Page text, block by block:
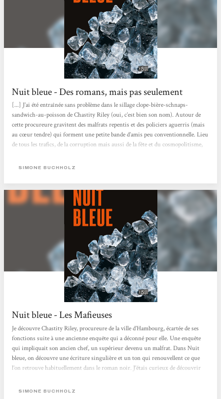
Nuit bleue - Des romans, mais pas seulement
[...] J’ai été entraînée sans problème dans le sillage clope-bière-schnaps-
sandwich-au-poisson de Chastity Riley (oui, c’est bien son nom). Autour de
cette procureure gravitent des malfrats repentis et des policiers aguerris (mais
au cœur tendre) qui forment une petite bande d’amis peu conventionnelle. Lieu
de tous les trafics, de la corruption mais aussi de la fête et du cosmopolitisme,
la ville donne un cachet indéniable à ce roman très efficace. Chastity Riley
SIMONE BUCHHOLZ
Nuit bleue - Les Mafieuses
Je découvre Chastity Riley, procureure de la ville d’Hambourg, écartée de ses
fonctions suite à une ancienne enquête qui a déconné pour elle. Une enquête
qui impliquait son ancien chef, un supérieur devenu un malfrat. Dans Nuit
bleue, on découvre une écriture singulière et un ton qui renouvellent ce que
l’on retrouve habituellement dans le roman noir. J’étais curieux de découvrir
et c’est le genre de polar épuré que je trouve prenant. L’autrice envoie de...
SIMONE BUCHHOLZ